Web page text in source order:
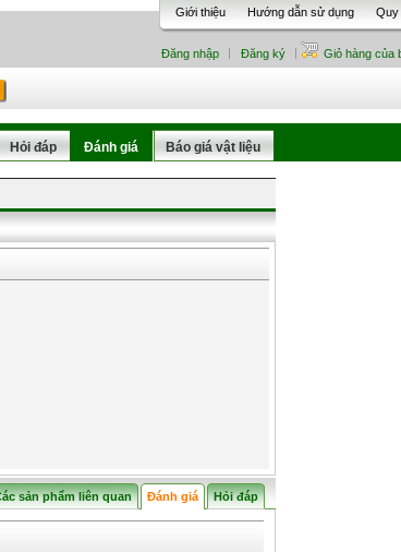
Giới thiệu Hướng dẫn sử dụng Quy
Đăng nhập Đăng ký Giỏ hàng của
Hỏi đáp Đánh giá Báo giá vật liệu
sản phẩm liên quan Đánh giá Hỏi đáp